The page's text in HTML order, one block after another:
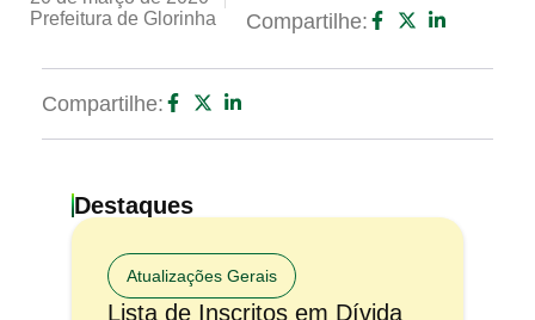
Prefeitura de Glorinha
Compartilhe:
Compartilhe:
Destaques
Atualizações Gerais
Lista de Inscritos em Dívida